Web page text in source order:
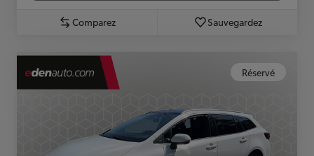
Comparez Sauvegardez
Réservé